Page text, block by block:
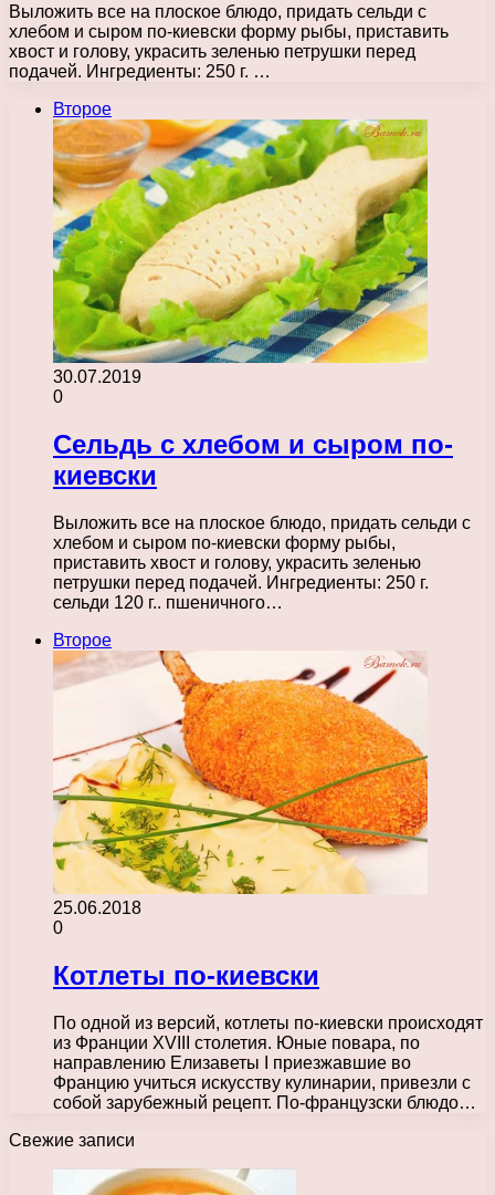
Выложить все на плоское блюдо, придать сельди с
хлебом и сыром по-киевски форму рыбы, приставить
хвост и голову, украсить зеленью петрушки перед
подачей. Ингредиенты: 250 г. …
Второе
30.07.2019
0
Сельдь с хлебом и сыром по-
киевски
Выложить все на плоское блюдо, придать сельди с
хлебом и сыром по-киевски форму рыбы,
приставить хвост и голову, украсить зеленью
петрушки перед подачей. Ингредиенты: 250 г.
сельди 120 г.. пшеничного…
Второе
25.06.2018
0
Котлеты по-киевски
По одной из версий, котлеты по-киевски происходят
из Франции XVIII столетия. Юные повара, по
направлению Елизаветы I приезжавшие во
Францию учиться искусству кулинарии, привезли с
собой зарубежный рецепт. По-французски блюдо…
Свежие записи